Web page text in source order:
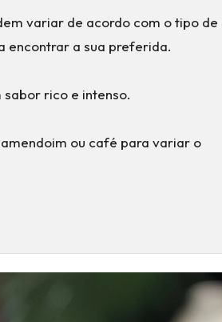
variar de acordo com o tipo de
encontrar a sua preferida.
rico e intenso.
ou café para variar o